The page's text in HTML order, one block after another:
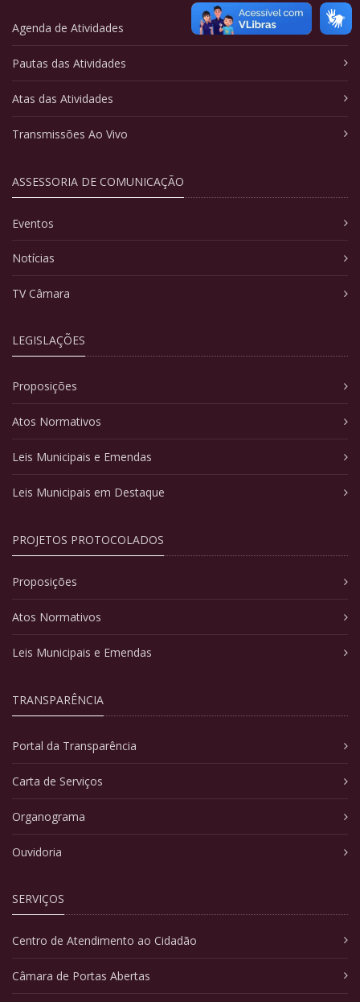
Agenda de Atividades
Pautas das Atividades
Atas das Atividades
Transmissões Ao Vivo
ASSESSORIA DE COMUNICAÇÃO
Eventos
Notícias
TV Câmara
LEGISLAÇÕES
Proposições
Atos Normativos
Leis Municipais e Emendas
Leis Municipais em Destaque
PROJETOS PROTOCOLADOS
Proposições
Atos Normativos
Leis Municipais e Emendas
TRANSPARÊNCIA
Portal da Transparência
Carta de Serviços
Organograma
Ouvidoria
SERVIÇOS
Centro de Atendimento ao Cidadão
Câmara de Portas Abertas